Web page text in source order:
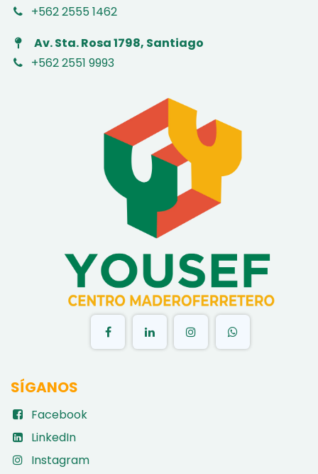
+562 2555 1462
Av. Sta. Rosa 1798, Santiago
+562 2551 9993
SÍGANOS
Facebook
LinkedIn
Instagram